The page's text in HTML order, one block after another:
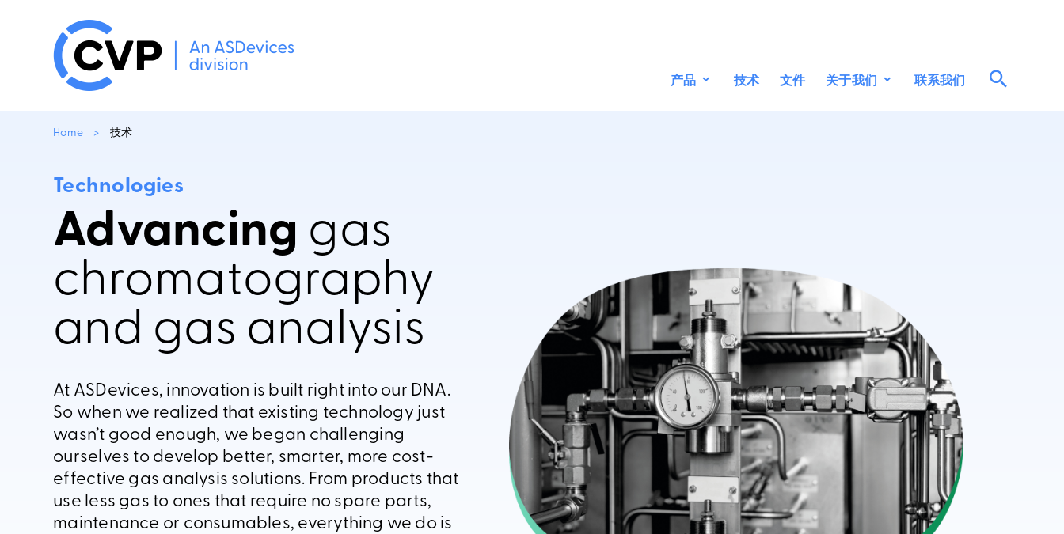
产品 技术 文件 关于我们 联系我们
Home > 技术
Technologies
Advancing gas
chromatography
and gas analysis
At ASDevices, innovation is built right into our DNA.
So when we realized that existing technology just
wasn’t good enough, we began challenging
ourselves to develop better, smarter, more cost-
effective gas analysis solutions. From products that
use less gas to ones that require no spare parts,
maintenance or consumables, everything we do is